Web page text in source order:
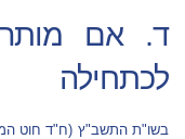
ד. אם
לכתחילה
בשו"ת התשב"ץ (ח"ד חוט